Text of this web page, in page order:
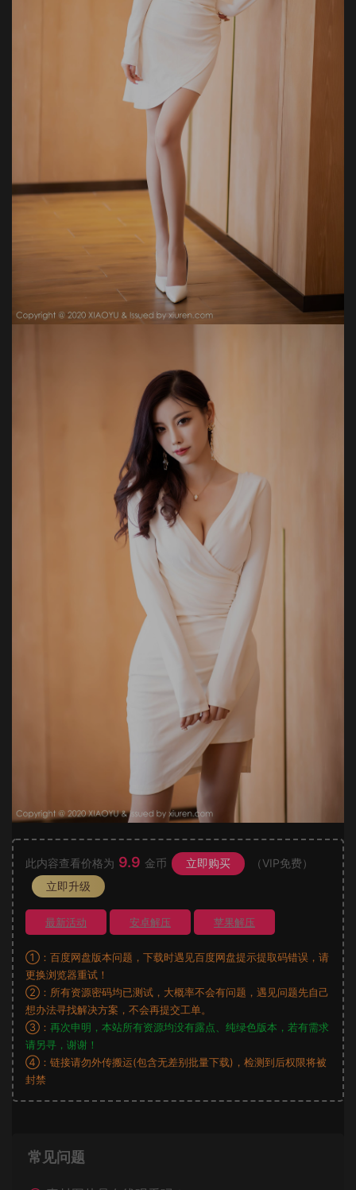
此内容查看价格为 9.9 金币 立即购买
（VIP免费）
立即升级
最新活动 安卓解压 苹果解压
①：百度网盘版本问题，下载时遇见百度网盘提示提取码错误，请
更换浏览器重试！
②：所有资源密码均已测试，大概率不会有问题，遇见问题先自己
想办法寻找解决方案，不会再提交工单。
③： 再次申明，本站所有资源均没有露点、纯绿色版本，若有需求
请另寻，谢谢！
④：链接请勿外传搬运(包含无差别批量下载)，检测到后权限将被
封禁
常见问题